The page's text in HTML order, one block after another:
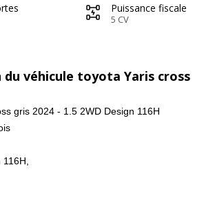
Puissance fiscale
5 CV
du véhicule toyota Yaris cross
gris 2024 - 1.5 2WD Design 116H